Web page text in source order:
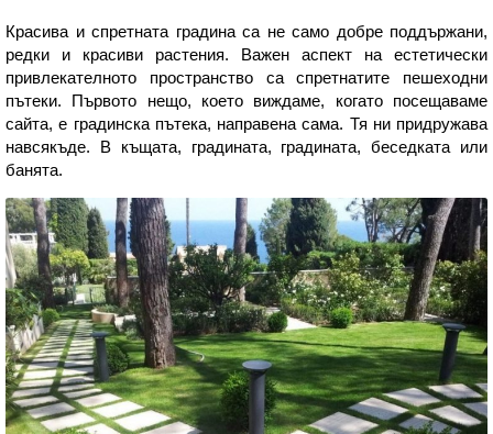
Красива и спретната градина са не само добре поддържани,
редки и красиви растения. Важен аспект на естетически
привлекателното пространство са спретнатите пешеходни
пътеки. Първото нещо, което виждаме, когато посещаваме
сайта, е градинска пътека, направена сама. Тя ни придружава
навсякъде. В къщата, градината, градината, беседката или
банята.